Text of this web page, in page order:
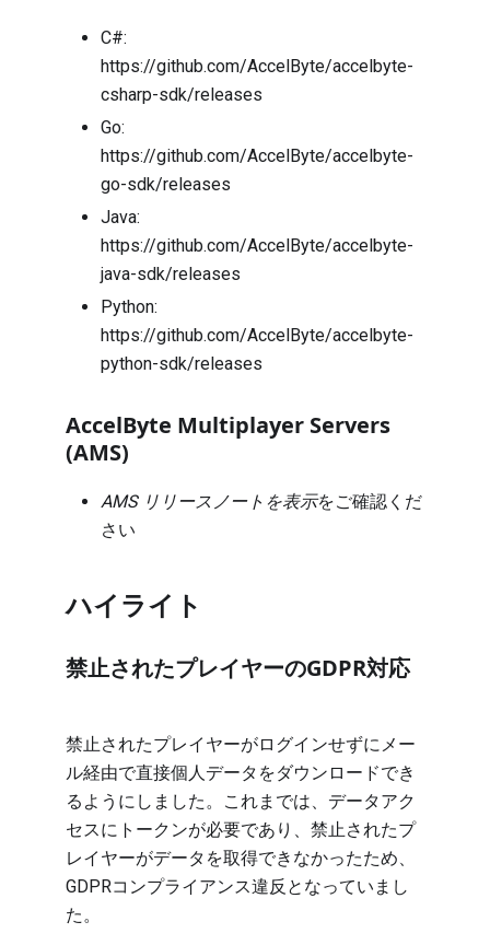
C#:
https://github.com/AccelByte/accelbyte-
csharp-sdk/releases
Go:
https://github.com/AccelByte/accelbyte-
go-sdk/releases
Java:
https://github.com/AccelByte/accelbyte-
java-sdk/releases
Python:
https://github.com/AccelByte/accelbyte-
python-sdk/releases
AccelByte Multiplayer Servers
(AMS)
AMS リリースノートを表示をご確認くだ
さい
ハイライト
禁止されたプレイヤーのGDPR対応
禁止されたプレイヤーがログインせずにメー
ル経由で直接個人データをダウンロードでき
るようにしました。これまでは、データアク
セスにトークンが必要であり、禁止されたプ
レイヤーがデータを取得できなかったため、
GDPRコンプライアンス違反となっていまし
た。